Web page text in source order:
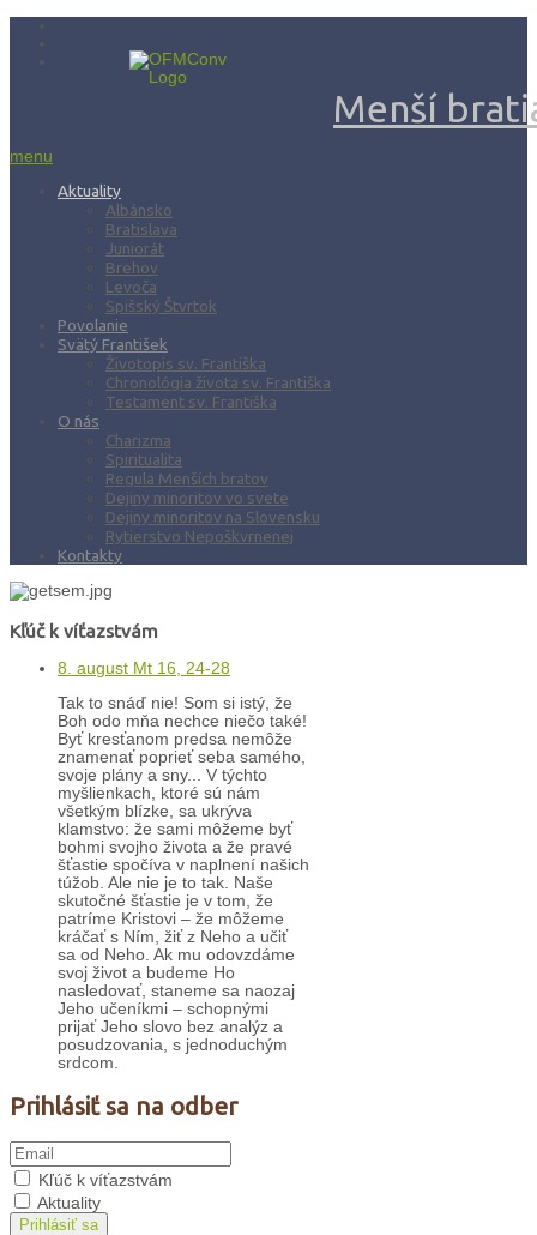
Menší
menu
Aktuality
Albánsko
Bratislava
Juniorát
Brehov
Levoča
Spišský Štvrtok
Povolanie
Svätý František
Životopis sv. Františka
Chronológia života sv. Františka
Testament sv. Františka
O nás
Charizma
Spiritualita
Regula Menších bratov
Dejiny minoritov vo svete
Dejiny minoritov na Slovensku
Rytierstvo Nepoškvrnenej
Kontakty
Kľúč k víťazstvám
8. august Mt 16, 24-28
Tak to snáď nie! Som si istý, že
Boh odo mňa nechce niečo také!
Byť kresťanom predsa nemôže
znamenať poprieť seba samého,
svoje plány a sny... V týchto
myšlienkach, ktoré sú nám
všetkým blízke, sa ukrýva
klamstvo: že sami môžeme byť
bohmi svojho života a že pravé
šťastie spočíva v naplnení našich
túžob. Ale nie je to tak. Naše
skutočné šťastie je v tom, že
patríme Kristovi – že môžeme
kráčať s Ním, žiť z Neho a učiť
sa od Neho. Ak mu odovzdáme
svoj život a budeme Ho
nasledovať, staneme sa naozaj
Jeho učeníkmi – schopnými
prijať Jeho slovo bez analýz a
posudzovania, s jednoduchým
srdcom.
Prihlásiť sa na odber
Kľúč k víťazstvám
Aktuality
Prihlásiť sa